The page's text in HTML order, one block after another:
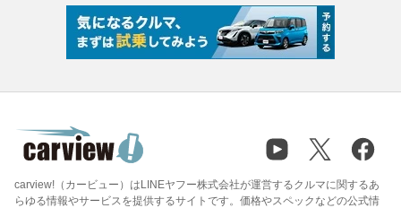
carview!（カービュー）はLINEヤフー株式会社が運営するクルマに関するあ
らゆる情報やサービスを提供するサイトです。価格やスペックなどの公式情